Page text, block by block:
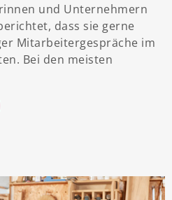
und Unternehmern
dass sie gerne
Mitarbeitergespräche im
Bei den meisten